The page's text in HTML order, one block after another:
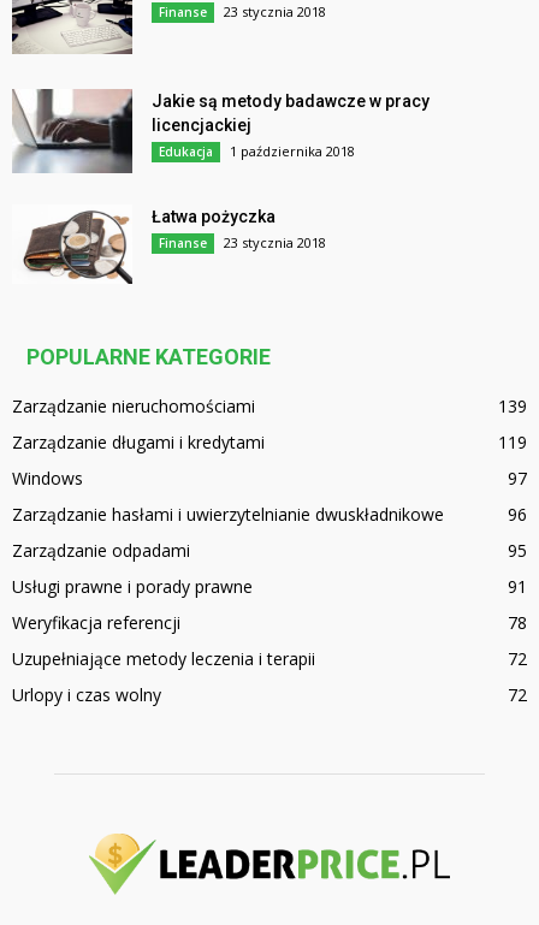
Finanse 23 stycznia 2018
Jakie są metody badawcze w pracy
licencjackiej
Edukacja 1 października 2018
Łatwa pożyczka
Finanse 23 stycznia 2018
POPULARNE KATEGORIE
Zarządzanie nieruchomościami
139
Zarządzanie długami i kredytami
119
Windows
97
Zarządzanie hasłami i uwierzytelnianie dwuskładnikowe
96
Zarządzanie odpadami
95
Usługi prawne i porady prawne
91
Weryfikacja referencji
78
Uzupełniające metody leczenia i terapii
72
Urlopy i czas wolny
72